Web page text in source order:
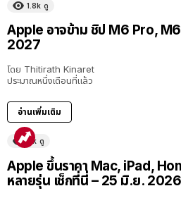
1.8k ดู
Apple อาจข้าม ชิป M6 Pro,
2027
โดย Thitirath Kinaret
ประมาณหนึ่งเดือนที่แล้ว
อ่านเพิ่มเติม
11k ดู
Apple ขึ้นราคา Mac, iPad,
หลายรุ่น เช็กที่นี่ – 25 มิ.ย. 2026